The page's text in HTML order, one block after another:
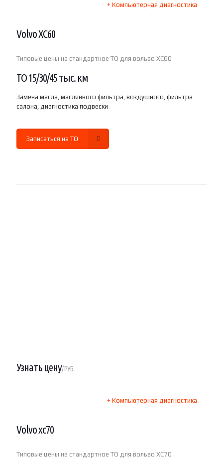
+ Компьютерная диагностика
Volvo XC60
Типовые цены на стандартное ТО для вольво XC60
ТО 15/30/45 тыс. км
Замена масла, маслянного фильтра, воздушного, фильтра
салона, диагностика подвески
Записаться на ТО
Узнать цену/ РУБ.
+ Компьютерная диагностика
Volvo xc70
Типовые цены на стандартное ТО для вольво XC70